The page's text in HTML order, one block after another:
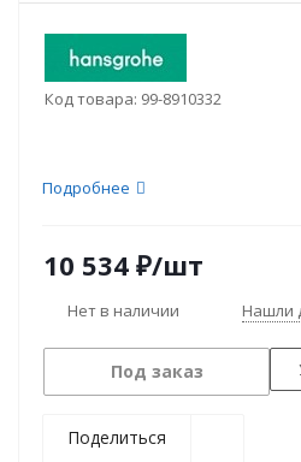
Код товара: 99-8910332
Подробнее
10 534 ₽/шт
Нет в наличии Нашли
Под заказ
Поделиться